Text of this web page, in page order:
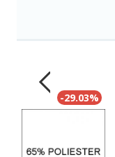
-29.03%